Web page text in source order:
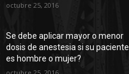
octubre 25, 2016
Se debe aplicar mayor o menor
dosis de anestesia si su paciente
es hombre o mujer?